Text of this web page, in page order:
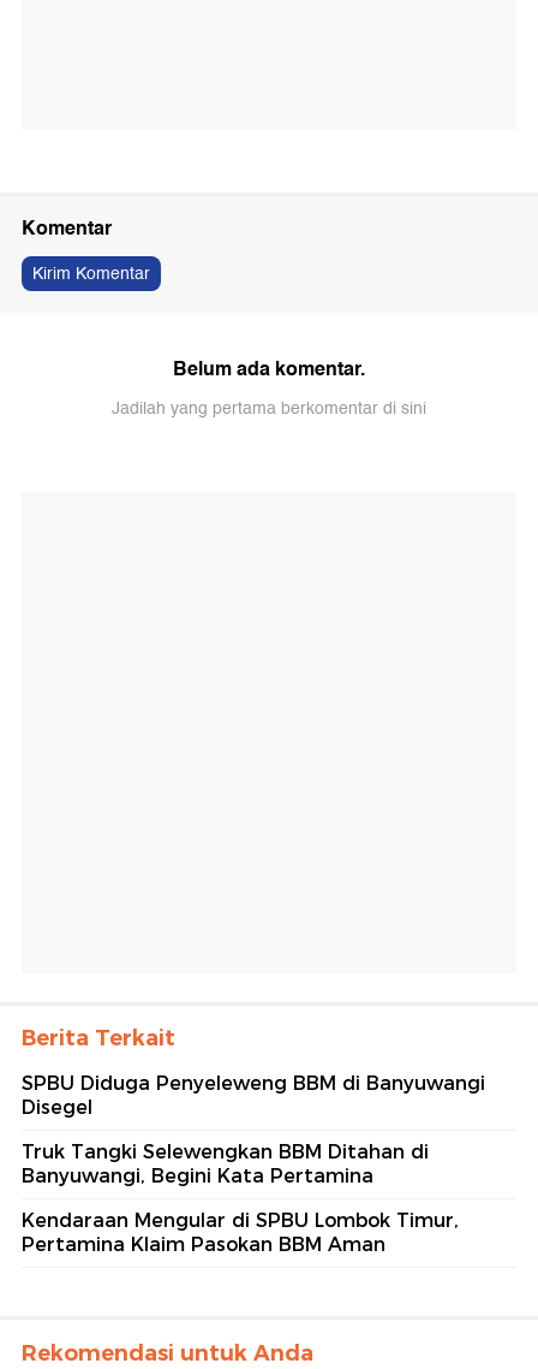
Komentar
Kirim Komentar
Belum ada komentar.
Jadilah yang pertama berkomentar di sini
Berita Terkait
SPBU Diduga Penyeleweng BBM di Banyuwangi
Disegel
Truk Tangki Selewengkan BBM Ditahan di
Banyuwangi, Begini Kata Pertamina
Kendaraan Mengular di SPBU Lombok Timur,
Pertamina Klaim Pasokan BBM Aman
Rekomendasi untuk Anda